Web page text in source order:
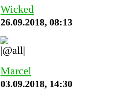
Wicked
26.09.2018, 08:13
Marcel
03.09.2018, 14:30